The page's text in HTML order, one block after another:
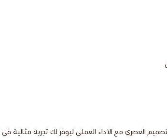
العصري مع الأداء العملي ليوفر لك تجربة مثالية